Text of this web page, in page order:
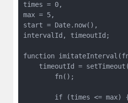
times = 0,
max = 5,
start = Date.now(),
intervalId, timeoutId;
function
timeoutId =
        fn();
if (times <= max)